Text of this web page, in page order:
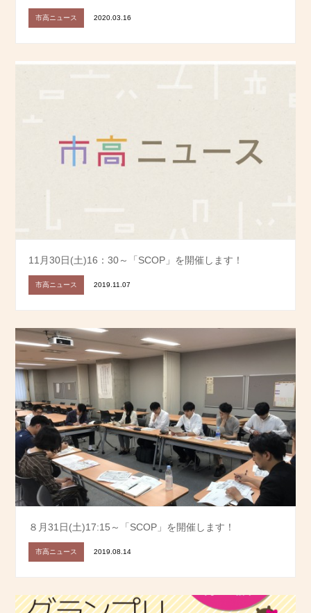
市高ニュース 2020.03.16
11月30日(土)16：30～「SCOP」を開催します！
市高ニュース 2019.11.07
８月31日(土)17:15～「SCOP」を開催します！
市高ニュース 2019.08.14